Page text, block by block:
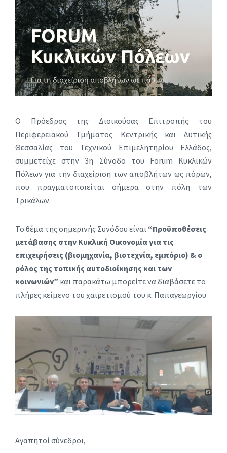
Ο Πρόεδρος της Διοικούσας Επιτροπής του
Περιφερειακού Τμήματος Κεντρικής και Δυτικής
Θεσσαλίας του Τεχνικού Επιμελητηρίου Ελλάδος,
συμμετείχε στην 3η Σύνοδο του Forum Κυκλικών
Πόλεων για την διαχείριση των αποβλήτων ως πόρων,
που πραγματοποιείται σήμερα στην πόλη των
Τρικάλων.
Το θέμα της σημερινής Συνόδου είναι “Προϋποθέσεις
μετάβασης στην Κυκλική Οικονομία για τις
επιχειρήσεις (βιομηχανία, βιοτεχνία, εμπόριο) & ο
ρόλος της τοπικής αυτοδιοίκησης και των
κοινωνιών” και παρακάτω μπορείτε να διαβάσετε το
πλήρες κείμενο του χαιρετισμού του κ. Παπαγεωργίου.
Αγαπητοί σύνεδροι,